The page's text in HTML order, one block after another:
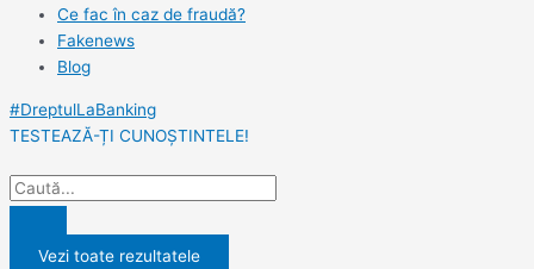
Ce fac în caz de fraudă?
Fakenews
Blog
#DreptulLaBanking
TESTEAZĂ-ȚI CUNOȘTINTELE!
Vezi toate rezultatele